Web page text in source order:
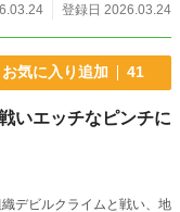
登録日 2026.03.24
お気に入り追加 41
いエッチなピンチに
デビルクライムと戦い、地